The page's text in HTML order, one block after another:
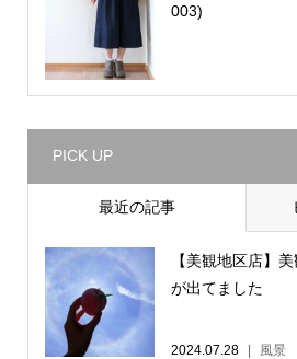
003)
PICK UP
最近の記事
【美観地区店】
が出てました
2024.07.28 風景